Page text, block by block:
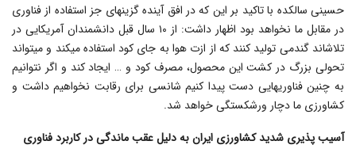
حسینی سالکده با تاکید بر این که در افق آینده گزینه‎ای جز استفاده از فناوری
در مقابل ما نخواهد بود اظهار داشت: از ۱۰ سال قبل دانشمندان آمریکایی در
تلاش‎اند گندمی تولید کنند که از ازت هوا به جای کود استفاده می‎کند و می‎تواند
تحولی بزرگ در کشت این محصول، مصرف کود و … ایجاد کند و اگر نتوانیم
به چنین فناوری‎هایی دست پیدا کنیم شانسی برای رقابت نخواهیم داشت و
کشاورزی ما دچار ورشکستگی خواهد شد.
آسیب پذیری شدید کشاورزی ایران به دلیل عقب ماندگی در کاربرد فناوری